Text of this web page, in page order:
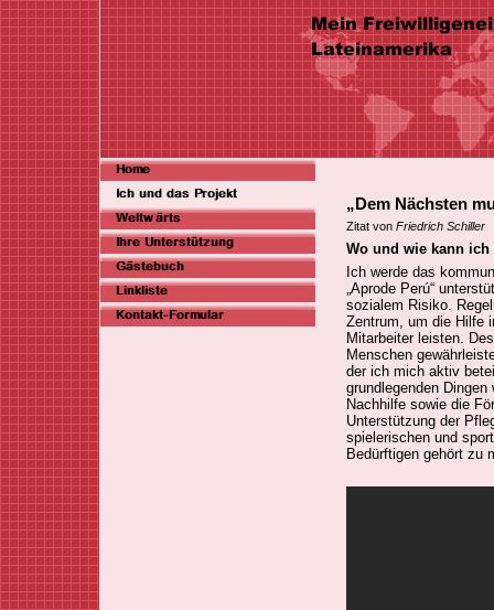
„Dem Nächsten
Zitat von Friedrich Schiller
Wo und wie kann
Ich werde das
„Aprode Perú“
sozialem Risiko.
Zentrum, um die Hilfe
Mitarbeiter leisten.
Menschen
der ich mich aktiv
grundlegenden
Nachhilfe sowie die
Unterstützung der
spielerischen und
Bedürftigen gehört zu